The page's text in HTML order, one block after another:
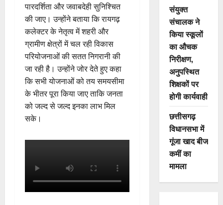
पारदर्शिता और जवाबदेही सुनिश्चित
की जाए। उन्होंने बताया कि रायगढ़
कलेक्टर के नेतृत्व में शहरी और
ग्रामीण क्षेत्रों में चल रही विकास
परियोजनाओं की सतत निगरानी की
जा रही है। उन्होंने जोर देते हुए कहा
कि सभी योजनाओं को तय समयसीमा
के भीतर पूरा किया जाए ताकि जनता
को जल्द से जल्द इनका लाभ मिल
सके।
संयुक्त
संचालक ने
किया स्कूलों
का औचक
निरीक्षण,
अनुपस्थित
शिक्षकों पर
होगी कार्यवाही
छत्तीसगढ़
विधानसभा में
गूंजा खाद बीज
कमीं का
मामला